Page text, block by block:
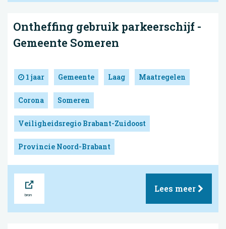
Ontheffing gebruik parkeerschijf -
Gemeente Someren
1 jaar Gemeente Laag Maatregelen
Corona Someren
Veiligheidsregio Brabant-Zuidoost
Provincie Noord-Brabant
Lees meer